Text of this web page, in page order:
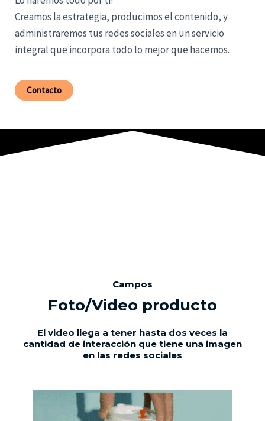
Creamos la estrategia, producimos el contenido, y
administraremos tus redes sociales en un servicio
integral que incorpora todo lo mejor que hacemos.
Contacto
Campos
Foto/Video producto
El video llega a tener hasta dos veces la
cantidad de interacción que tiene una imagen
en las redes sociales